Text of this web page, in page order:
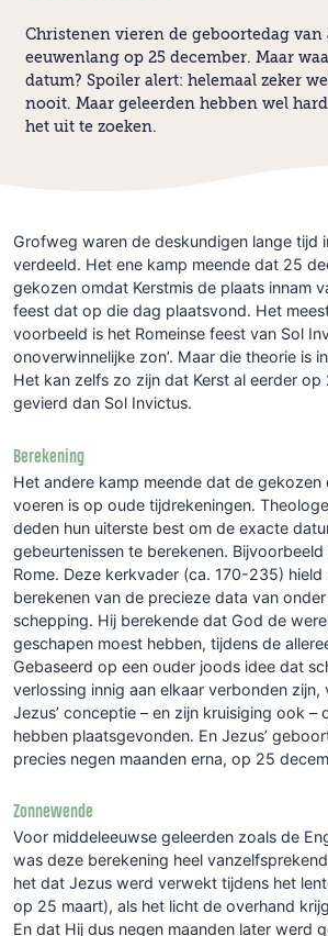
Christenen vieren de geboortedag van
eeuwenlang op 25 december. Maar
datum? Spoiler alert: helemaal zeker
nooit. Maar geleerden hebben wel
het uit te zoeken.
Grofweg waren de deskundigen lange tijd
verdeeld. Het ene kamp meende dat 25
gekozen omdat Kerstmis de plaats innam
feest dat op die dag plaatsvond. Het
voorbeeld is het Romeinse feest van Sol
onoverwinnelijke zon’. Maar die theorie is
Het kan zelfs zo zijn dat Kerst al eerder
gevierd dan Sol Invictus.
Berekening
Het andere kamp meende dat de gekozen
voeren is op oude tijdrekeningen.
deden hun uiterste best om de exacte
gebeurtenissen te berekenen.
Rome. Deze kerkvader (ca. 170-235)
berekenen van de precieze data van
schepping. Hij berekende dat God de
geschapen moest hebben, tijdens de
Gebaseerd op een ouder joods idee dat
verlossing innig aan elkaar verbonden
Jezus’ conceptie – en zijn kruisiging ook –
hebben plaatsgevonden. En Jezus’
precies negen maanden erna, op 25
Zonnewende
Voor middeleeuwse geleerden zoals de
was deze berekening heel
het dat Jezus werd verwekt tijdens het
op 25 maart), als het licht de overhand
En dat Hij dus negen maanden later werd